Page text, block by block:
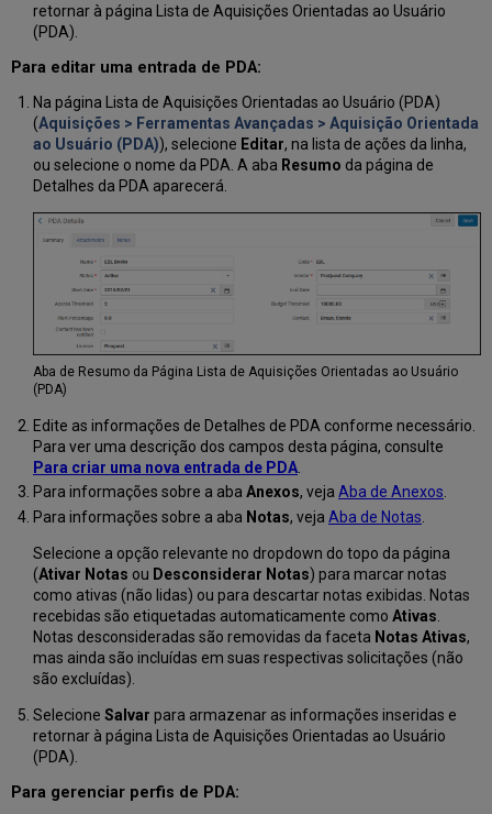
retornar à página Lista de Aquisições Orientadas ao Usuário
(PDA).
Para editar uma entrada de PDA:
Na página Lista de Aquisições Orientadas ao Usuário (PDA)
(Aquisições > Ferramentas Avançadas > Aquisição Orientada
ao Usuário (PDA)), selecione Editar, na lista de ações da linha,
ou selecione o nome da PDA. A aba Resumo da página de
Detalhes da PDA aparecerá.
Aba de Resumo da Página Lista de Aquisições Orientadas ao Usuário
(PDA)
Edite as informações de Detalhes de PDA conforme necessário.
Para ver uma descrição dos campos desta página, consulte
Para criar uma nova entrada de PDA.
Para informações sobre a aba Anexos, veja Aba de Anexos.
Para informações sobre a aba Notas, veja Aba de Notas
Selecione a opção relevante no dropdown do topo da página
(Ativar Notas ou Desconsiderar Notas) para marcar notas
como ativas (não lidas) ou para descartar notas exibidas. Notas
recebidas são etiquetadas automaticamente como Ativas
Notas desconsideradas são removidas da faceta Notas Ativas,
mas ainda são incluídas em suas respectivas solicitações (não
são excluídas).
Selecione Salvar para armazenar as informações inseridas e
retornar à página Lista de Aquisições Orientadas ao Usuário
(PDA).
Para gerenciar perfis de PDA: